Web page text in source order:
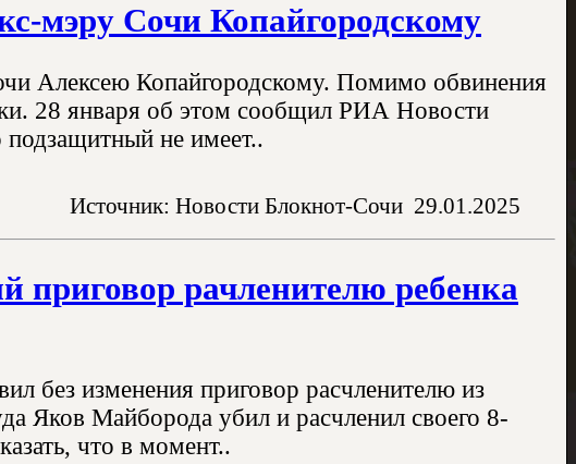
мэру Сочи Копайгородскому
Алексею Копайгородскому. Помимо обвинения
28 января об этом сообщил РИА Новости
подзащитный не имеет..
Источник: Новости Блокнот-Сочи 29.01.2025
приговор рачленителю ребенка
без изменения приговор расчленителю из
Яков Майборода убил и расчленил своего 8-
что в момент..